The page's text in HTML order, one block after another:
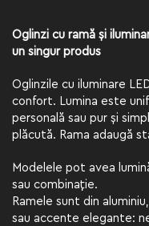
Oglinzi cu ramă și
un singur produs
Oglinzile cu iluminare
confort. Lumina este
personală sau pur și
plăcută. Rama adaugă
Modelele pot avea
sau combinație.
Ramele sunt din
sau accente elegante: